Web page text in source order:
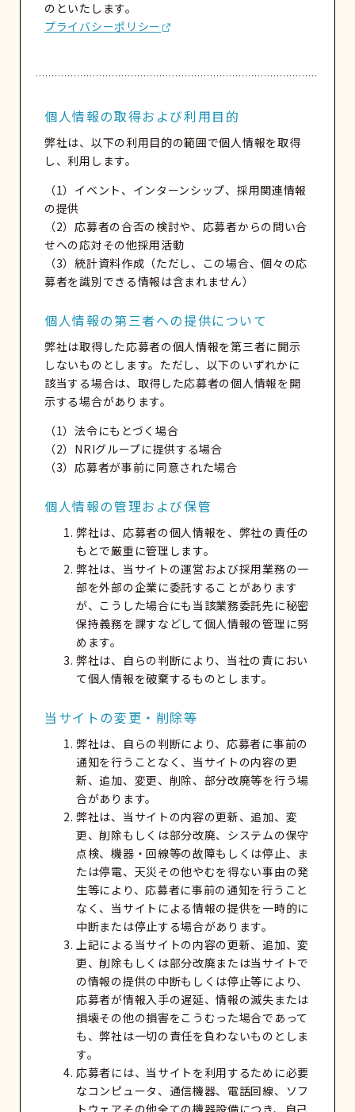
のといたします。
プライバシーポリシー
個人情報の取得および利用目的
弊社は、以下の利用目的の範囲で個人情報を取得
し、利用します。
（1）イベント、インターンシップ、採用関連情報
の提供
（2）応募者の合否の検討や、応募者からの問い合
せへの応対その他採用活動
（3）統計資料作成（ただし、この場合、個々の応
募者を識別できる情報は含まれません）
個人情報の第三者への提供について
弊社は取得した応募者の個人情報を第三者に開示
しないものとします。ただし、以下のいずれかに
該当する場合は、取得した応募者の個人情報を開
示する場合があります。
（1）法令にもとづく場合
（2）NRIグループに提供する場合
（3）応募者が事前に同意された場合
個人情報の管理および保管
弊社は、応募者の個人情報を、弊社の責任の
もとで厳重に管理します。
弊社は、当サイトの運営および採用業務の一
部を外部の企業に委託することがあります
が、こうした場合にも当該業務委託先に秘密
保持義務を課すなどして個人情報の管理に努
めます。
弊社は、自らの判断により、当社の責におい
て個人情報を破棄するものとします。
当サイトの変更・削除等
弊社は、自らの判断により、応募者に事前の
通知を行うことなく、当サイトの内容の更
新、追加、変更、削除、部分改廃等を行う場
合があります。
弊社は、当サイトの内容の更新、追加、変
更、削除もしくは部分改廃、システムの保守
点検、機器・回線等の故障もしくは停止、ま
たは停電、天災その他やむを得ない事由の発
生等により、応募者に事前の通知を行うこと
なく、当サイトによる情報の提供を一時的に
中断または停止する場合があります。
上記による当サイトの内容の更新、追加、変
更、削除もしくは部分改廃または当サイトで
の情報の提供の中断もしくは停止等により、
応募者が情報入手の遅延、情報の滅失または
損壊その他の損害をこうむった場合であって
も、弊社は一切の責任を負わないものとしま
す。
応募者には、当サイトを利用するために必要
なコンピュータ、通信機器、電話回線、ソフ
トウェアその他全ての機器設備につき、自己